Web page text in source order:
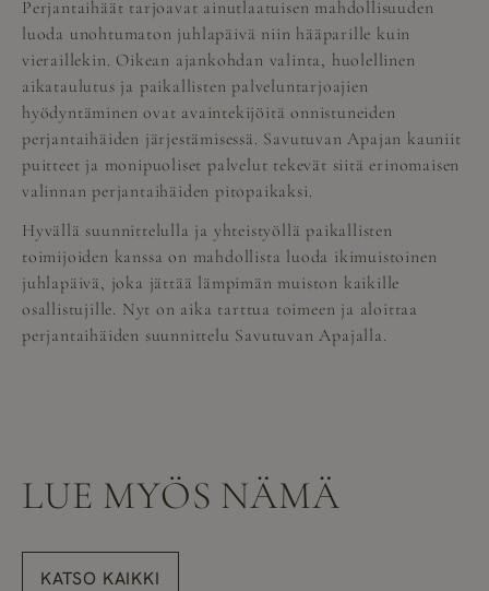
Perjantaihäät tarjoavat ainutlaatuisen mahdollisuuden
luoda unohtumaton juhlapäivä niin hääparille kuin
vieraillekin. Oikean ajankohdan valinta, huolellinen
aikataulutus ja paikallisten palveluntarjoajien
hyödyntäminen ovat avaintekijöitä onnistuneiden
perjantaihäiden järjestämisessä. Savutuvan Apajan kauniit
puitteet ja monipuoliset palvelut tekevät siitä erinomaisen
valinnan perjantaihäiden pitopaikaksi.
Hyvällä suunnittelulla ja yhteistyöllä paikallisten
toimijoiden kanssa on mahdollista luoda ikimuistoinen
juhlapäivä, joka jättää lämpimän muiston kaikille
osallistujille. Nyt on aika tarttua toimeen ja aloittaa
perjantaihäiden suunnittelu Savutuvan Apajalla.
LUE MYÖS NÄMÄ
KATSO KAIKKI